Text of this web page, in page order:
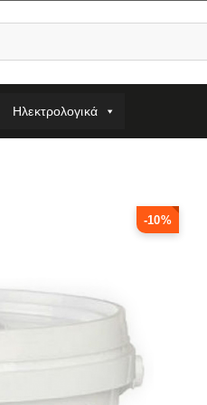
Ηλεκτρολογικά
-10%